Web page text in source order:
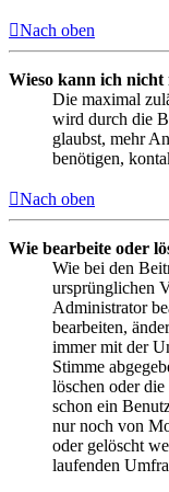
Nach oben
Wieso kann ich
Die maximal
wird durch die
glaubst, mehr
benötigen,
Nach oben
Wie bearbeite oder
Wie bei den
ursprünglichen
Administrator
bearbeiten,
immer mit der
Stimme
löschen oder
schon ein
nur noch von
oder gelöscht
laufenden